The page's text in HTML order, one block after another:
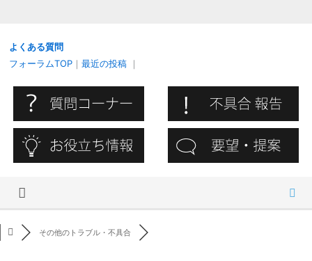
よくある質問
フォーラムTOP ｜ 最近の投稿 ｜
その他のトラブル・不具合